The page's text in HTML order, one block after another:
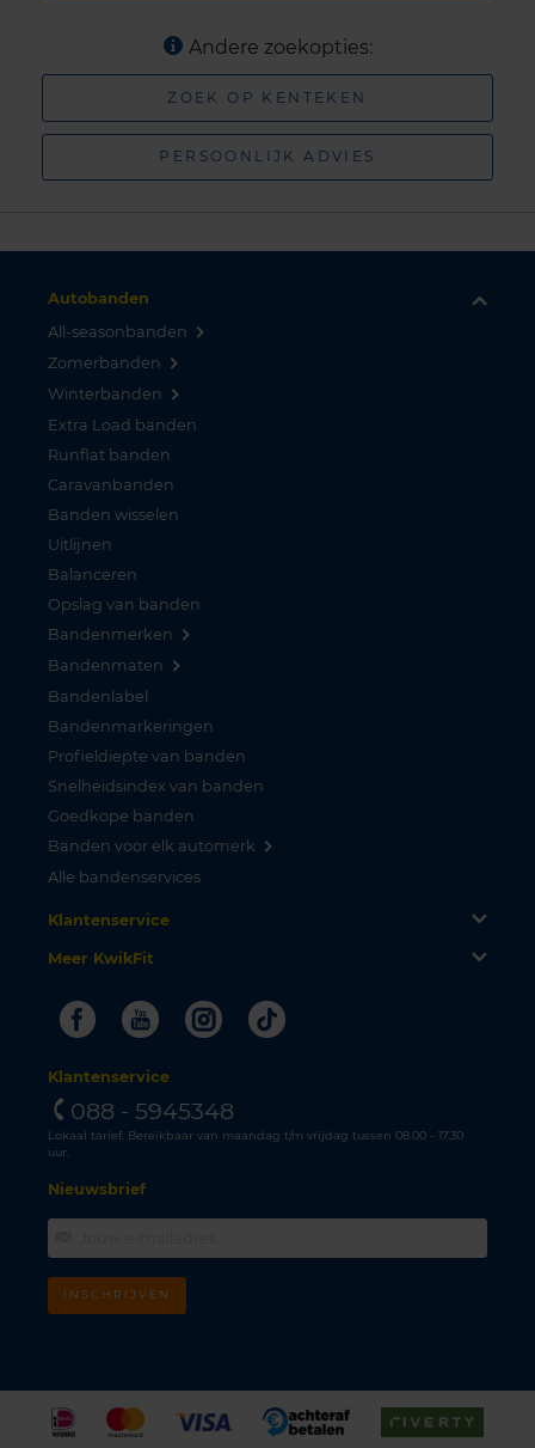
Andere zoekopties:
ZOEK OP KENTEKEN
PERSOONLIJK ADVIES
Autobanden
All-seasonbanden
Zomerbanden
Winterbanden
Extra Load banden
Runflat banden
Caravanbanden
Banden wisselen
Uitlijnen
Balanceren
Opslag van banden
Bandenmerken
Bandenmaten
Bandenlabel
Bandenmarkeringen
Profieldiepte van banden
Snelheidsindex van banden
Goedkope banden
Banden voor elk automerk
Alle bandenservices
Klantenservice
Meer KwikFit
FacebookYoutubeInstagram
Tiktok
Klantenservice
088 - 5945348
Lokaal tarief. Bereikbaar van maandag t/m vrijdag tussen 08.00 - 17.30
uur.
Nieuwsbrief
INSCHRIJVEN